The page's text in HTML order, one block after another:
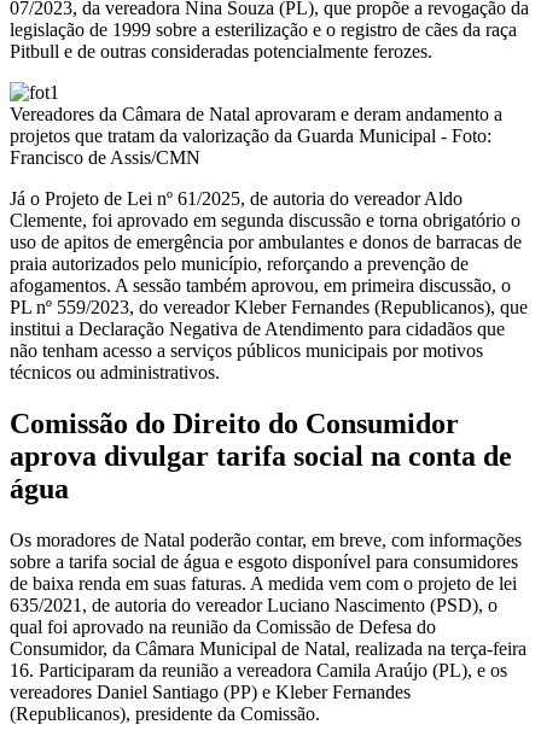
07/2023, da vereadora Nina Souza (PL), que propõe a revogação da
legislação de 1999 sobre a esterilização e o registro de cães da raça
Pitbull e de outras consideradas potencialmente ferozes.
Vereadores da Câmara de Natal aprovaram e deram andamento a
projetos que tratam da valorização da Guarda Municipal - Foto:
Francisco de Assis/CMN
Já o Projeto de Lei nº 61/2025, de autoria do vereador Aldo
Clemente, foi aprovado em segunda discussão e torna obrigatório o
uso de apitos de emergência por ambulantes e donos de barracas de
praia autorizados pelo município, reforçando a prevenção de
afogamentos. A sessão também aprovou, em primeira discussão, o
PL nº 559/2023, do vereador Kleber Fernandes (Republicanos), que
institui a Declaração Negativa de Atendimento para cidadãos que
não tenham acesso a serviços públicos municipais por motivos
técnicos ou administrativos.
Comissão do Direito do Consumidor
aprova divulgar tarifa social na conta de
água
Os moradores de Natal poderão contar, em breve, com informações
sobre a tarifa social de água e esgoto disponível para consumidores
de baixa renda em suas faturas. A medida vem com o projeto de lei
635/2021, de autoria do vereador Luciano Nascimento (PSD), o
qual foi aprovado na reunião da Comissão de Defesa do
Consumidor, da Câmara Municipal de Natal, realizada na terça-feira
16. Participaram da reunião a vereadora Camila Araújo (PL), e os
vereadores Daniel Santiago (PP) e Kleber Fernandes
(Republicanos), presidente da Comissão.